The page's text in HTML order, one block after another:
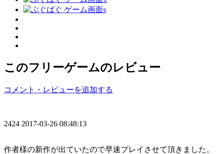
このフリーゲームのレビュー
コメント・レビューを追加する
2424 2017-03-26 08:48:13
作者様の新作が出ていたので早速プレイさせて頂きました。